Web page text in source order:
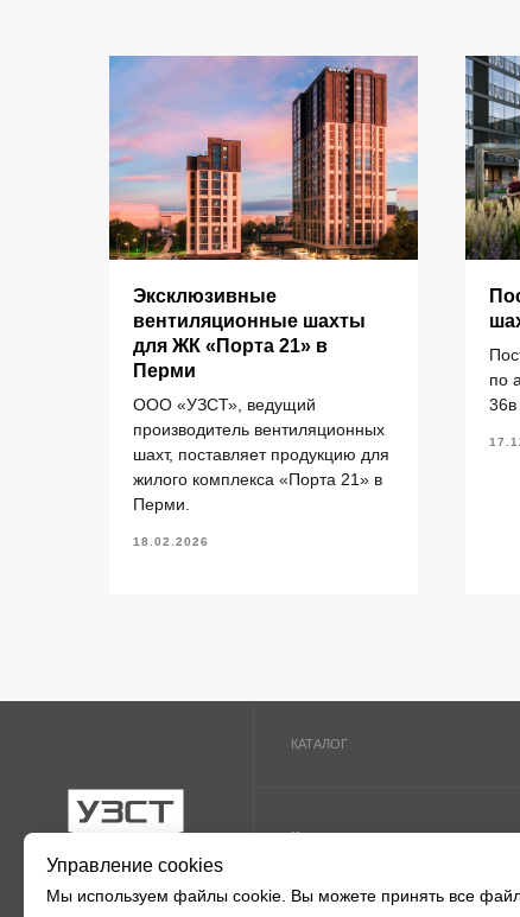
Управление cookies
Мы используем файлы cookie. Вы можете принять все
Эксклюзивные
вентиляционные шахты
для ЖК «Порта 21» в
Перми
ООО «УЗСТ», ведущий
производитель вентиляционных
шахт, поставляет продукцию для
жилого комплекса «Порта 21» в
Перми.
18.02.2026
по
36в
КАТАЛОГ
Вентиляционные блоки ВБ
Элементы теплотрасс
Элементы лестниц